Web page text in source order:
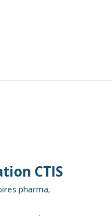
CTIS
pharma,